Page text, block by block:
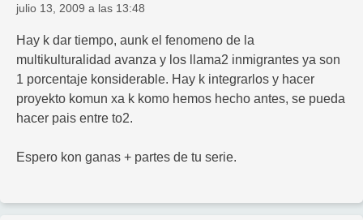
julio 13, 2009 a las 13:48
Hay k dar tiempo, aunk el fenomeno de la
multikulturalidad avanza y los llama2 inmigrantes ya son
1 porcentaje konsiderable. Hay k integrarlos y hacer
proyekto komun xa k komo hemos hecho antes, se pueda
hacer pais entre to2.
Espero kon ganas + partes de tu serie.